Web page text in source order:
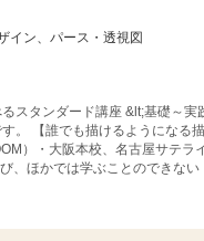
イン、パース・透視図
スタンダード講座 &lt;基礎～実
。 【誰でも描けるようになる
）・大阪本校、名古屋サテラ
、ほかでは学ぶことのできな